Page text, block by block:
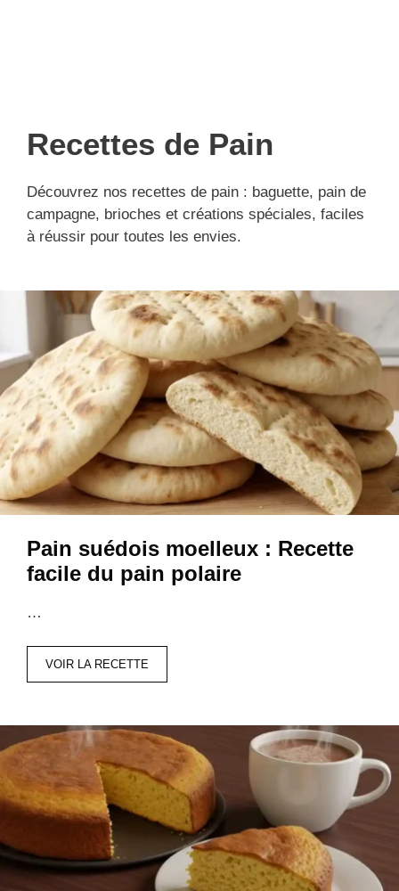
Recettes de Pain
Découvrez nos recettes de pain : baguette, pain de
campagne, brioches et créations spéciales, faciles
à réussir pour toutes les envies.
Pain suédois moelleux : Recette
facile du pain polaire
…
VOIR LA RECETTE